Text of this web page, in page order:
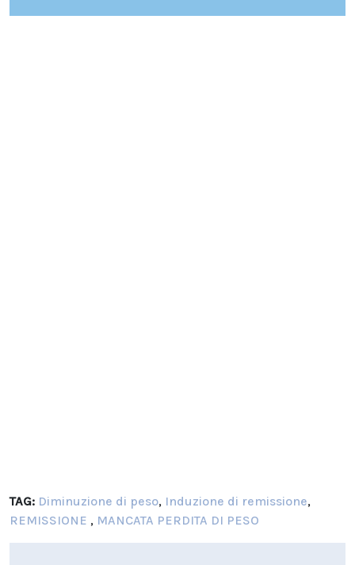
TAG: Diminuzione di peso, Induzione di remissione,
REMISSIONE , MANCATA PERDITA DI PESO